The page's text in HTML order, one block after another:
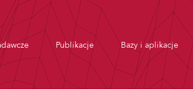
Publikacje Bazy i aplikacje